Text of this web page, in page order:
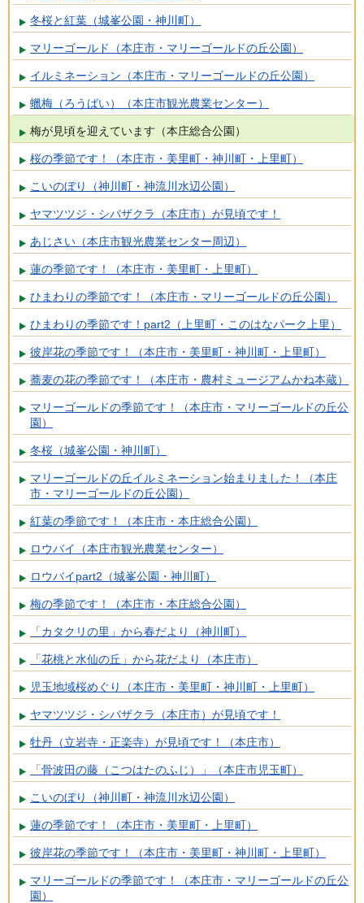
冬桜と紅葉（城峯公園・神川町）
マリーゴールド（本庄市・マリーゴールドの丘公園）
イルミネーション（本庄市・マリーゴールドの丘公園）
蠟梅（ろうばい）（本庄市観光農業センター）
梅が見頃を迎えています（本庄総合公園）
桜の季節です！（本庄市・美里町・神川町・上里町）
こいのぼり（神川町・神流川水辺公園）
ヤマツツジ・シバザクラ（本庄市）が見頃です！
あじさい（本庄市観光農業センター周辺）
蓮の季節です！（本庄市・美里町・上里町）
ひまわりの季節です！（本庄市・マリーゴールドの丘公園）
ひまわりの季節です！part2（上里町・このはなパーク上里）
彼岸花の季節です！（本庄市・美里町・神川町・上里町）
蕎麦の花の季節です！（本庄市・農村ミュージアムかね本蔵）
マリーゴールドの季節です！（本庄市・マリーゴールドの丘公
園）
冬桜（城峯公園・神川町）
マリーゴールドの丘イルミネーション始まりました！（本庄
市・マリーゴールドの丘公園）
紅葉の季節です！（本庄市・本庄総合公園）
ロウバイ（本庄市観光農業センター）
ロウバイpart2（城峯公園・神川町）
梅の季節です！（本庄市・本庄総合公園）
「カタクリの里」から春だより（神川町）
「花桃と水仙の丘」から花だより（本庄市）
児玉地域桜めぐり（本庄市・美里町・神川町・上里町）
ヤマツツジ・シバザクラ（本庄市）が見頃です！
牡丹（立岩寺・正楽寺）が見頃です！（本庄市）
「骨波田の藤（こつはたのふじ）」（本庄市児玉町）
こいのぼり（神川町・神流川水辺公園）
蓮の季節です！（本庄市・美里町・上里町）
彼岸花の季節です！（本庄市・美里町・神川町・上里町）
マリーゴールドの季節です！（本庄市・マリーゴールドの丘公
園）